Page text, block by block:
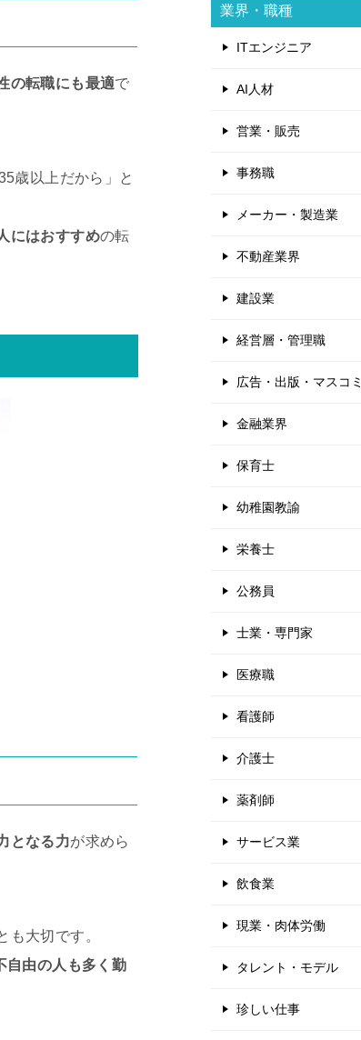
の転職にも最適で
歳以上だから」と
にはおすすめの転
となる力が求めら
大切です。
自由の人も多く勤
業界・職種
ITエンジニア
AI人材
営業・販売
事務職
メーカー・製造業
不動産業界
建設業
経営層・管理職
広告・出版・マスコミ
金融業界
保育士
幼稚園教諭
栄養士
公務員
士業・専門家
医療職
看護師
介護士
薬剤師
サービス業
飲食業
現業・肉体労働
タレント・モデル
珍しい仕事